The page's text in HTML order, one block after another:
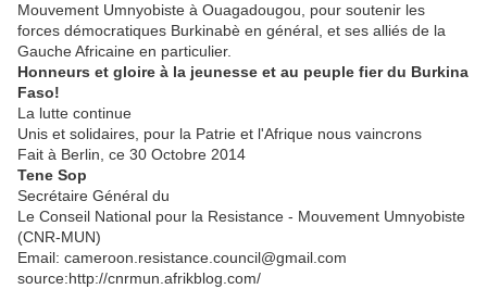
Mouvement Umnyobiste à Ouagadougou, pour soutenir les
forces démocratiques Burkinabè en général, et ses alliés de la
Gauche Africaine en particulier.
Honneurs et gloire à la jeunesse et au peuple fier du Burkina
Faso!
La lutte continue
Unis et solidaires, pour la Patrie et l'Afrique nous vaincrons
Fait à Berlin, ce 30 Octobre 2014
Tene Sop
Secrétaire Général du
Le Conseil National pour la Resistance - Mouvement Umnyobiste
(CNR-MUN)
Email: cameroon.resistance.council@gmail.com
source:http://cnrmun.afrikblog.com/